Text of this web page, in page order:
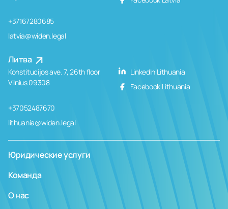
+37167280685
latvia@widen.legal
Литва
Konstitucijos ave. 7, 26th floor
Vilnius 09308
+37052487670
lithuania@widen.legal
LinkedIn Lithuania
Facebook Lithuania
Юридические услуги
Команда
О нас